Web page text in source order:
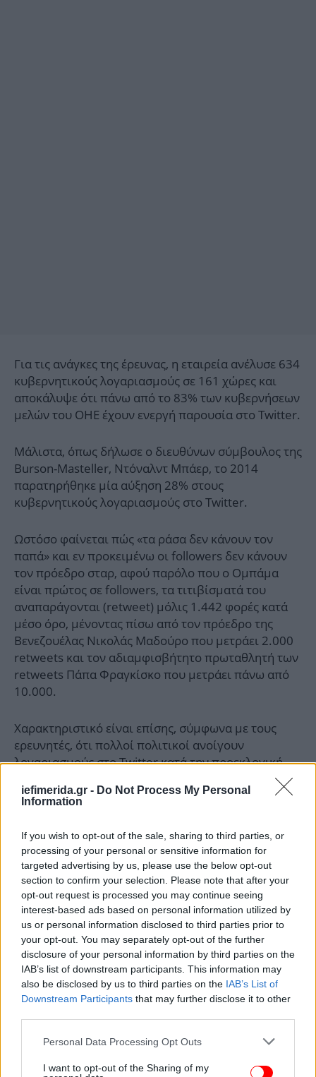
iefimerida.gr - Do Not Process My Personal
Information
If you wish to opt-out of the sale, sharing to third parties, or
processing of your personal or sensitive information for
targeted advertising by us, please use the below opt-out
section to confirm your selection. Please note that after your
opt-out request is processed you may continue seeing
interest-based ads based on personal information utilized by
us or personal information disclosed to third parties prior to
your opt-out. You may separately opt-out of the further
disclosure of your personal information by third parties on the
IAB’s list of downstream participants. This information may
also be disclosed by us to third parties on the IAB’s List of
Downstream Participants that may further disclose it to other
Please note that this website/app uses one or more Google
not limited to your visit or usage behaviour. You may click to
Personal Data Processing Opt Outs
I want to opt-out of the Sharing of my
Για τις ανάγκες της έρευνας, η εταιρεία ανέλυσε 634
κυβερνητικούς λογαριασμούς σε 161 χώρες και
αποκάλυψε ότι πάνω από το 83% των κυβερνήσεων
μελών του ΟΗΕ έχουν ενεργή παρουσία στο Twitter.
Μάλιστα, όπως δήλωσε ο διευθύνων σύμβουλος της
Burson-Masteller, Ντόναλντ Μπάερ, το 2014
παρατηρήθηκε μία αύξηση 28% στους
κυβερνητικούς λογαριασμούς στο Twitter.
Ωστόσο φαίνεται πώς «τα ράσα δεν κάνουν τον
παπά» και εν προκειμένω οι followers δεν κάνουν
τον πρόεδρο σταρ, αφού παρόλο που ο Ομπάμα
είναι πρώτος σε followers, τα τιτιβίσματά του
αναπαράγονται (retweet) μόλις 1.442 φορές κατά
μέσο όρο, μένοντας πίσω από τον πρόεδρο της
Βενεζουέλας Νικολάς Μαδούρο που μετράει 2.000
retweets και τον αδιαμφισβήτητο πρωταθλητή των
retweets Πάπα Φραγκίσκο που μετράει πάνω από
10.000.
Χαρακτηριστικό είναι επίσης, σύμφωνα με τους
ερευνητές, ότι πολλοί πολιτικοί ανοίγουν
λογαριασμούς στο Twitter κατά την προεκλογική
περίοδο για να τους κλείσουν αμέσως μετά, όπως
έκανε η πρόεδρος της Χιλής Μξισέλ Μπασαλέτ αλλά